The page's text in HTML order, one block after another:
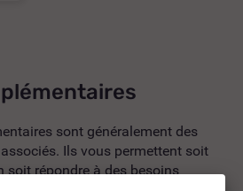
sont généralement des
Ils vous permettent soit
soit répondre à des besoins